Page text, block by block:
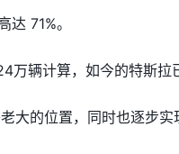
达 71%。
万辆计算，如今的特斯拉
大的位置，同时也逐步实